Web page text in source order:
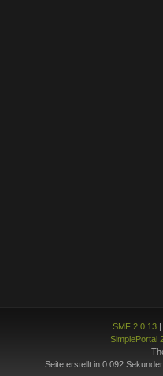
SMF 2.0.13|
SimplePortal
Seite erstellt in 0.092